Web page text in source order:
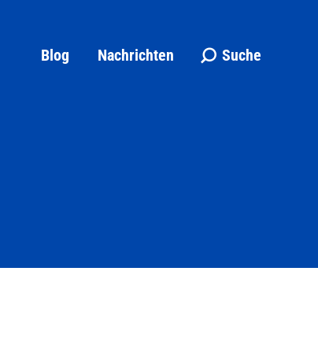
Blog Nachrichten Search:Suche